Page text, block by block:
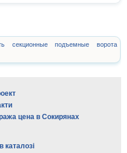
секционные подъемные ворота
цена в Сокирянах
каталозі